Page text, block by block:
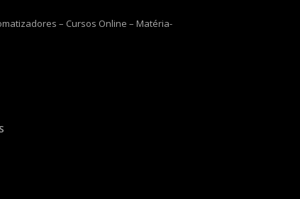
– Cursos Online – Matéria-